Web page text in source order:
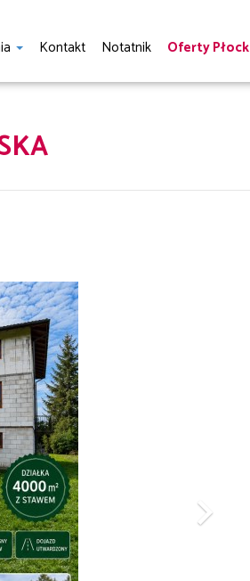
Kontakt Notatnik Oferty Płock